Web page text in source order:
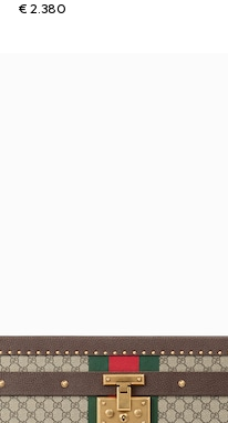
€ 2.380